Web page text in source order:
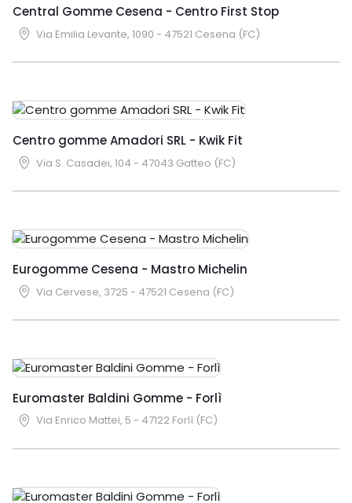
Central Gomme Cesena - Centro First Stop
Via Emilia Levante, 1090 - 47521 Cesena (FC)
Centro gomme Amadori SRL - Kwik Fit
Via S. Casadei, 104 - 47043 Gatteo (FC)
Eurogomme Cesena - Mastro Michelin
Via Cervese, 3725 - 47521 Cesena (FC)
Euromaster Baldini Gomme - Forlì
Via Enrico Mattei, 5 - 47122 Forlì (FC)